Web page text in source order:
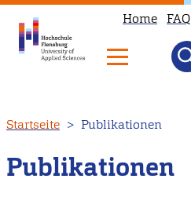
zum
Inhalt
Home FAQ
Startseite Publikationen
Publikationen